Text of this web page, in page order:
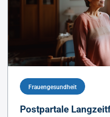
Frauengesundheit
Postpartale